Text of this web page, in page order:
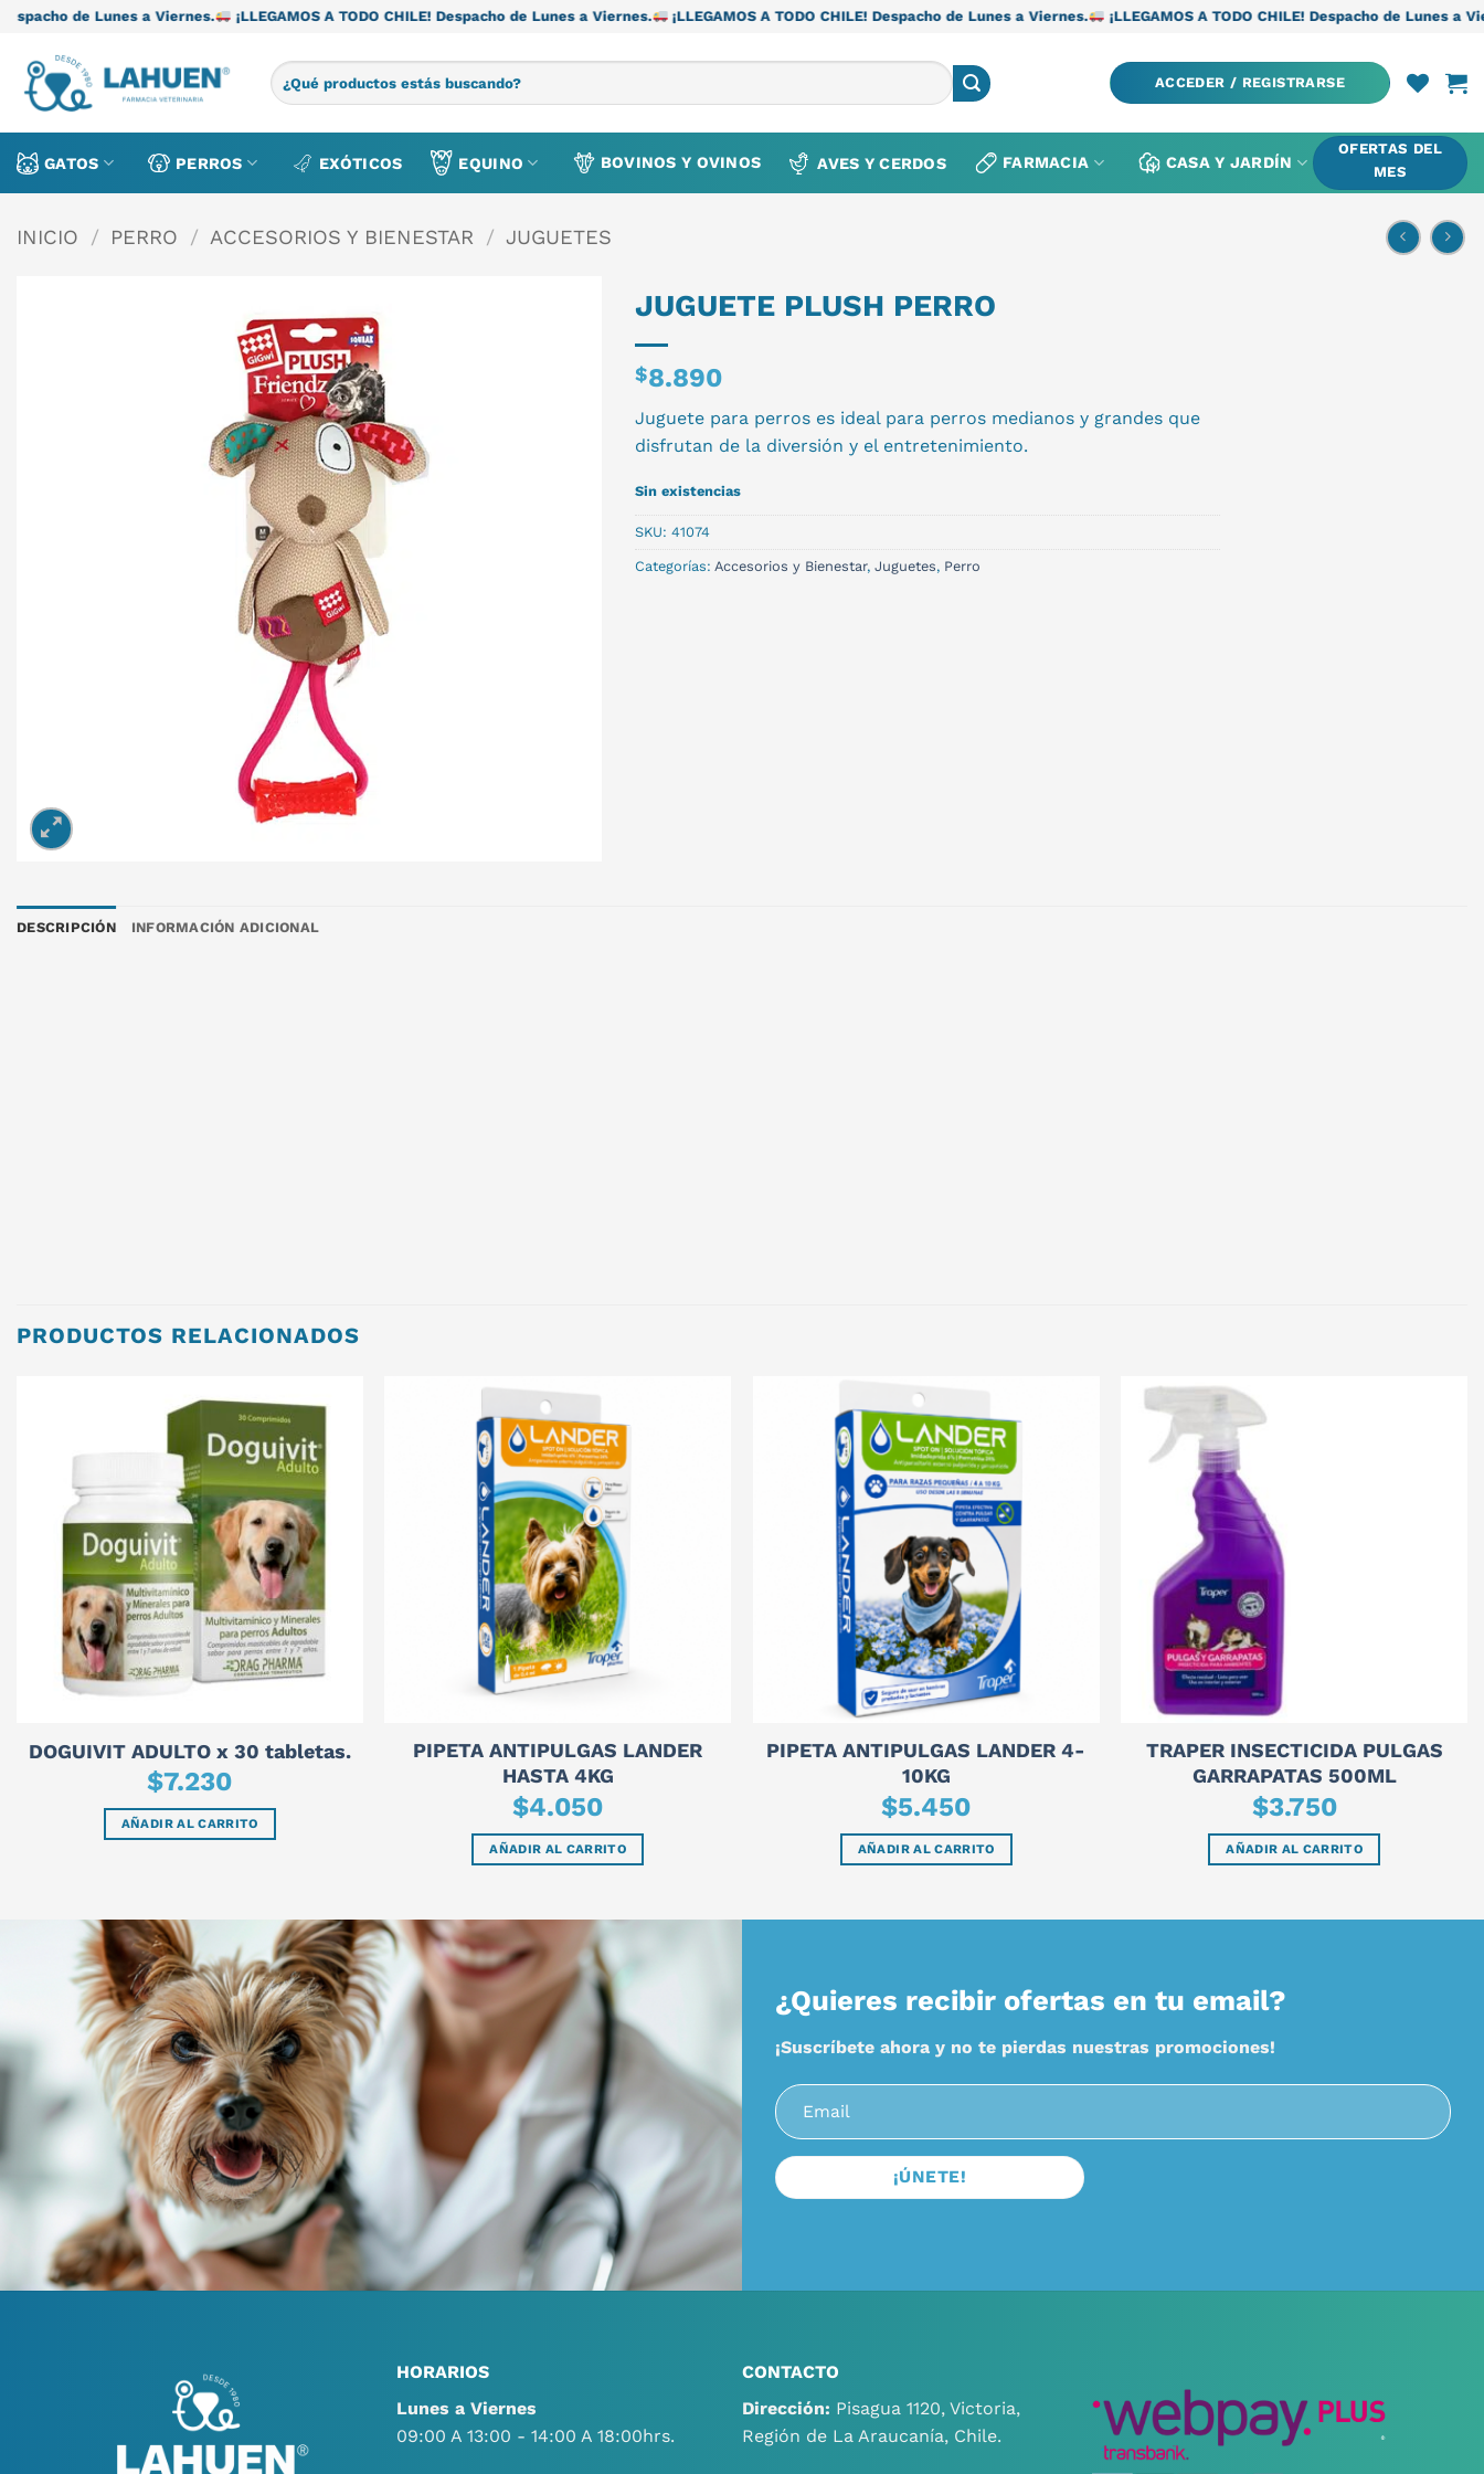
Saltar
contenido
a Viernes. ¡LLEGAMOS A TODO CHILE! Despacho de Lunes a Viernes. ¡LLEGAMOS A TODO CHILE! Despacho de Lunes a Viernes. ¡LLEGAMOS A TODO CHILE! Despacho de Lunes a Viernes.
Buscar
por:
ACCEDER / REGISTRARSE
GATOS PERROS EXÓTICOS EQUINO BOVINOS Y OVINOS AVES Y CERDOS FARMACIA CASA Y JARDÍN
OFERTAS DEL
MES
INICIO / PERRO / ACCESORIOS Y BIENESTAR / JUGUETES
JUGUETE PLUSH PERRO
$8.890
Juguete para perros es ideal para perros medianos y grandes que
disfrutan de la diversión y el entretenimiento.
Sin existencias
SKU: 41074
Categorías: Accesorios y Bienestar, Juguetes, Perro
DESCRIPCIÓN INFORMACIÓN ADICIONAL
PRODUCTOS RELACIONADOS
DOGUIVIT ADULTO x 30 tabletas.
$7.230
AÑADIR AL CARRITO
PIPETA ANTIPULGAS LANDER
HASTA 4KG
$4.050
AÑADIR AL CARRITO
PIPETA ANTIPULGAS LANDER 4-
10KG
$5.450
AÑADIR AL CARRITO
TRAPER INSECTICIDA PULGAS
GARRAPATAS 500ML
$3.750
AÑADIR AL CARRITO
¿Quieres recibir ofertas en tu email?
¡Suscríbete ahora y no te pierdas nuestras promociones!
HORARIOS
Lunes a Viernes
09:00 A 13:00 - 14:00 A 18:00hrs.
CONTACTO
Dirección: Pisagua 1120, Victoria,
Región de La Araucanía, Chile.